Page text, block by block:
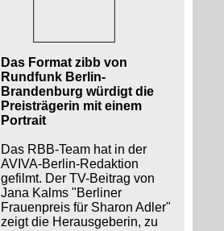
Das Format zibb von
Rundfunk Berlin-
Brandenburg würdigt die
Preisträgerin mit einem
Portrait
Das RBB-Team hat in der
AVIVA-Berlin-Redaktion
gefilmt. Der TV-Beitrag von
Jana Kalms "Berliner
Frauenpreis für Sharon Adler"
zeigt die Herausgeberin, zu